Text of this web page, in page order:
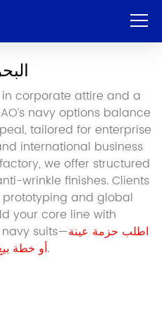
corporate attire and a
navy options balance
tailored for enterprise
international business
we offer structured
wrinkle finishes. Clients
and global
your core line with
navy suits—اطلب حزمة عينة
أو خطة.
تصنيع المعدات